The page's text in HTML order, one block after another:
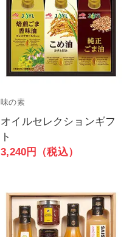
味の素
オイルセレクションギフ
ト
3,240円（税込）